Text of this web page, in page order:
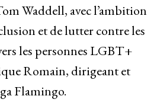
Waddell, avec l’ambition
et de lutter contre les
les personnes LGBT+
Romain, dirigeant et
Flamingo.